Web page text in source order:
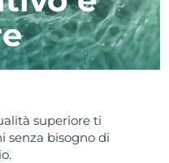
superiore ti
senza bisogno di